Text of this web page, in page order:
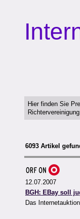
Hier finden Sie
Richtervereinigung.
6093 Artikel
12.07.2007
BGH: EBay soll
Das